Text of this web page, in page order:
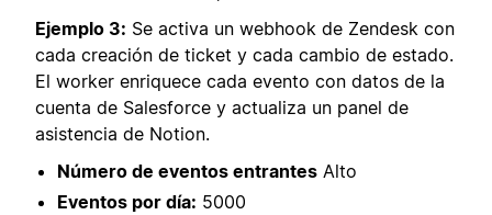
Ejemplo 3: Se activa un webhook de Zendesk con
cada creación de ticket y cada cambio de estado.
El worker enriquece cada evento con datos de la
cuenta de Salesforce y actualiza un panel de
asistencia de Notion.
Número de eventos entrantes Alto
Eventos por día: 5000